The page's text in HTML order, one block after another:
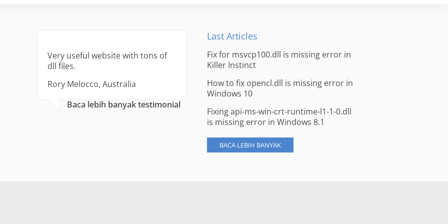
Very useful website with tons of
dll files.
Rory Melocco, Australia
Baca lebih banyak testimonial
Last Articles
Fix for msvcp100.dll is missing error in
Killer Instinct
How to fix opencl.dll is missing error in
Windows 10
Fixing api-ms-win-crt-runtime-l1-1-0.dll
is missing error in Windows 8.1
BACA LEBIH BANYAK